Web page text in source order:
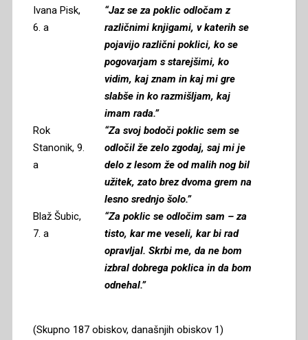
Ivana Pisk,
6. a
“Jaz se za poklic odločam z
različnimi knjigami, v katerih se
pojavijo različni poklici, ko se
pogovarjam s starejšimi, ko
vidim, kaj znam in kaj mi gre
slabše in ko razmišljam, kaj
imam rada.”
Rok
Stanonik, 9.
a
“Za svoj bodoči poklic sem se
odločil že zelo zgodaj, saj mi je
delo z lesom že od malih nog bil
užitek, zato brez dvoma grem na
lesno srednjo šolo.”
Blaž Šubic,
7. a
“Za poklic se odločim sam – za
tisto, kar me veseli, kar bi rad
opravljal. Skrbi me, da ne bom
izbral dobrega poklica in da bom
odnehal.”
(Skupno 187 obiskov, današnjih obiskov 1)